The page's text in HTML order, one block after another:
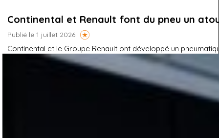
Continental et Renault font du pneu un
Publié le 1 juillet 2026
Continental et le Groupe Renault ont développé un